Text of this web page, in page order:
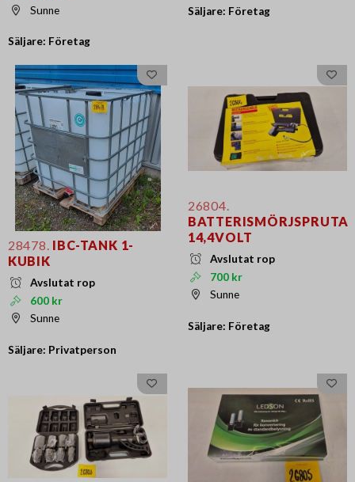
Sunne
Säljare: Företag
Säljare: Företag
28478. IBC-TANK 1-
KUBIK
Avslutat rop
600 kr
Sunne
Säljare: Privatperson
26804.
BATTERISMÖRJSPRUTA
14,4VOLT
Avslutat rop
700 kr
Sunne
Säljare: Företag